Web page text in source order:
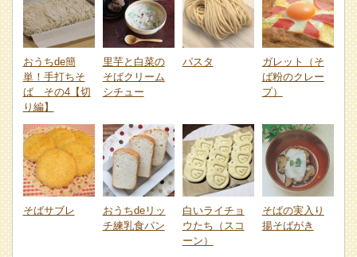
おうちde簡
単！手打ちそ
ば その4【切
り編】
里芋と白菜の
そばクリーム
シチュー
パスタ
ガレット（そ
ば粉のクレー
プ）
そばサブレ
おうちdeリッ
チ練乳食パン
白いライチョ
ウたち（スコ
ーン）
そばの実入り
揚そばがき